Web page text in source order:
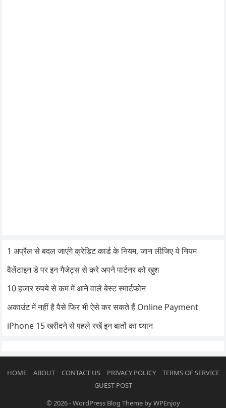
1 अप्रैल से बदल जाएंगे क्रेडिट कार्ड के नियम, जान लीजिए ये नियम
वैलेंटाइन डे पर इन गैजेट्स से करे अपने पार्टनर को खुश
10 हजार रुपये से कम में आने वाले बेस्ट स्मार्टफोन
अकाउंट में नहीं है पैसे फिर भी ऐसे कर सकते हैं Online Payment
iPhone 15 खरीदने से पहले रखें इन बातों का ध्यान
HOME ABOUT CONTACT US PRIVACY POLICY
TERMS OF SERVICE
GUEST POST
© 2026-WordPress Blog ThemebyWPEnjoy